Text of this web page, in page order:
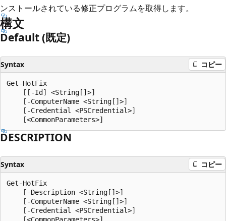
ンストールされている修正プログラムを取得します。
構文
Default (既定)
Syntax コピー
Get-HotFix
    [[-Id] <String[]>]
    [-ComputerName <String[]>]
    [-Credential <PSCredential>]
DESCRIPTION
Syntax コピー
Get-HotFix
    [-Description <String[]>]
    [-ComputerName <String[]>]
    [-Credential <PSCredential>]